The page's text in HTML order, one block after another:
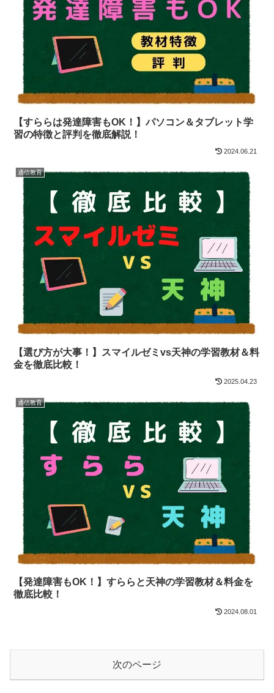
【すららは発達障害もOK！】パソコン＆タブレット学
習の特徴と評判を徹底解説！
2024.06.21
通信教育
【選び方が大事！】スマイルゼミvs天神の学習教材＆料
金を徹底比較！
2025.04.23
通信教育
【発達障害もOK！】すららと天神の学習教材＆料金を
徹底比較！
2024.08.01
次のページ